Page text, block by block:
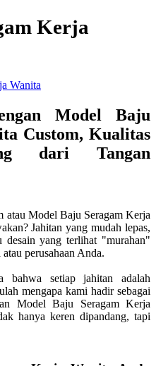
Kerja
Model Baju
Custom, Kualitas
dari Tangan
atau Model Baju Seragam Kerja
Jahitan yang mudah lepas,
desain yang terlihat "murahan"
perusahaan Anda.
bahwa setiap jahitan adalah
mengapa kami hadir sebagai
Model Baju Seragam Kerja
hanya keren dipandang, tapi